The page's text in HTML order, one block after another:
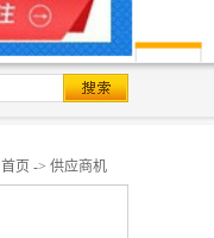
首页 -> 供应商机